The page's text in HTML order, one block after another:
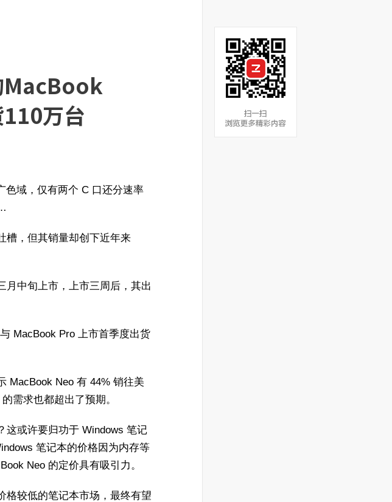
MacBook
万台
色域，仅有两个 C 口还分速率
槽，但其销量却创下近年来
月中旬上市，上市三周后，其出
MacBook Pro 上市首季度出货
MacBook Neo 有 44% 销往美
需求也都超出了预期。
这或许要归功于 Windows 笔记
笔记本的价格因为内存等
Neo 的定价具有吸引力。
格较低的笔记本市场，最终有望